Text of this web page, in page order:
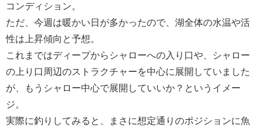
コンディション。
ただ、今週は暖かい日が多かったので、湖全体の水温や活
性は上昇傾向と予想。
これまではディープからシャローへの入り口や、シャロー
の上り口周辺のストラクチャーを中心に展開していました
が、もうシャロー中心で展開していいか？というイメー
ジ。
実際に釣りしてみると、まさに想定通りのポジションに魚